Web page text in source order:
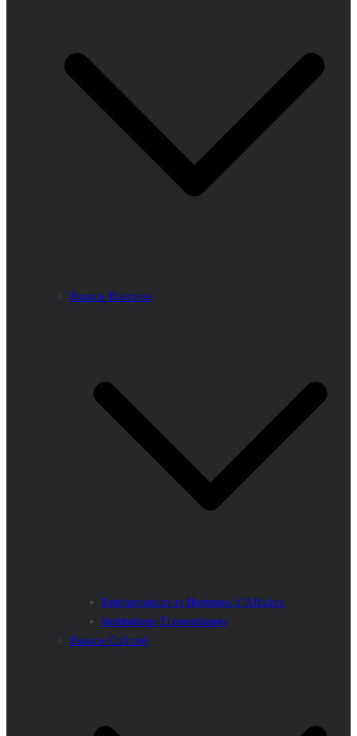
Espace Business
Entrepreneurs et Hommes d’Affaires
Institutions Economiques
Espace Culturel